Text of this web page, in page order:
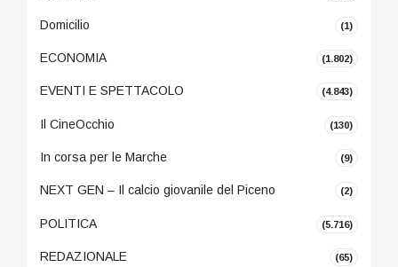
Domicilio (1)
ECONOMIA (1.802)
EVENTI E SPETTACOLO (4.843)
Il CineOcchio (130)
In corsa per le Marche (9)
NEXT GEN – Il calcio giovanile del Piceno (2)
POLITICA (5.716)
REDAZIONALE (65)